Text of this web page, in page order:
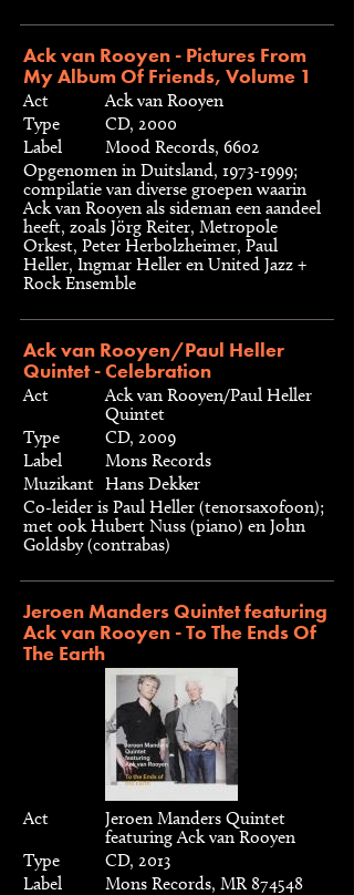
Ack van Rooyen - Pictures From
My Album Of Friends, Volume 1
Act
Ack van Rooyen
Type
CD, 2000
Label
Mood Records, 6602
Opgenomen in Duitsland, 1973-1999;
compilatie van diverse groepen waarin
Ack van Rooyen als sideman een aandeel
heeft, zoals Jörg Reiter, Metropole
Orkest, Peter Herbolzheimer, Paul
Heller, Ingmar Heller en United Jazz +
Rock Ensemble
Ack van Rooyen/Paul Heller
Quintet - Celebration
Act
Ack van Rooyen/Paul Heller
Quintet
Type
CD, 2009
Label
Mons Records
Muzikant Hans Dekker
Co-leider is Paul Heller (tenorsaxofoon);
met ook Hubert Nuss (piano) en John
Goldsby (contrabas)
Jeroen Manders Quintet featuring
Ack van Rooyen - To The Ends Of
The Earth
Act
Jeroen Manders Quintet
featuring Ack van Rooyen
Type
CD, 2013
Label
Mons Records, MR 874548